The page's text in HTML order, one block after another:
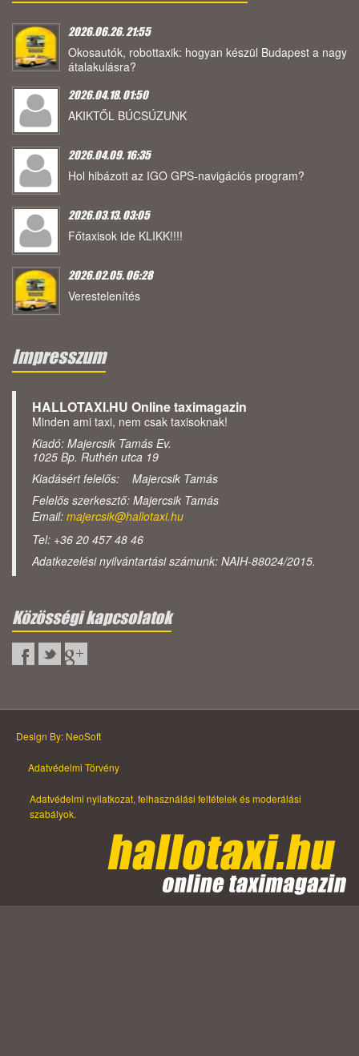
2026.06.26. 21:55
Okosautók, robottaxik: hogyan készül Budapest a nagy
átalakulásra?
2026.04.18. 01:50
AKIKTŐL BÚCSÚZUNK
2026.04.09. 16:35
Hol hibázott az IGO GPS-navigációs program?
2026.03.13. 03:05
Főtaxisok ide KLIKK!!!!
2026.02.05. 06:28
Verestelenítés
Impresszum
HALLOTAXI.HU Online taximagazin
Minden ami taxi, nem csak taxisoknak!
Kiadó: Majercsik Tamás Ev.
1025 Bp. Ruthén utca 19
Kiadásért felelős: Majercsik Tamás
Felelős szerkesztő: Majercsik Tamás
Email: majercsik@hallotaxi.hu
Tel: +36 20 457 48 46
Adatkezelési nyilvántartási számunk: NAIH-88024/2015.
Közösségi kapcsolatok
Design By: NeoSoft
Adatvédelmi Törvény
Adatvédelmi nyilatkozat, felhasználási feltételek és moderálási
szabályok.